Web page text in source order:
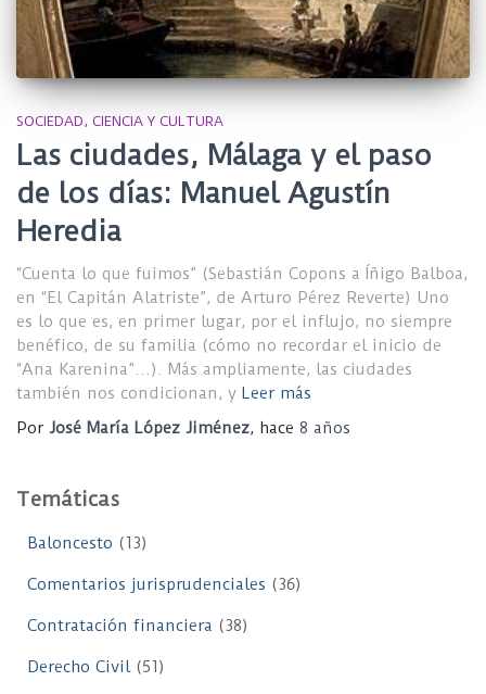
SOCIEDAD, CIENCIA Y CULTURA
Las ciudades, Málaga y el paso
de los días: Manuel Agustín
Heredia
“Cuenta lo que fuimos” (Sebastián Copons a Íñigo Balboa,
en “El Capitán Alatriste”, de Arturo Pérez Reverte) Uno
es lo que es, en primer lugar, por el influjo, no siempre
benéfico, de su familia (cómo no recordar el inicio de
“Ana Karenina”…). Más ampliamente, las ciudades
también nos condicionan, y Leer más
Por José María López Jiménez, hace 8 años
Temáticas
Baloncesto (13)
Comentarios jurisprudenciales (36)
Contratación financiera (38)
Derecho Civil(51)